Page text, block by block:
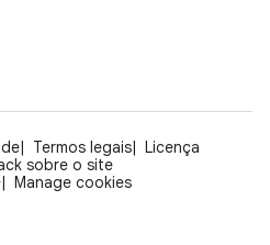
Termos legais
Licença
sobre o site
Manage cookies